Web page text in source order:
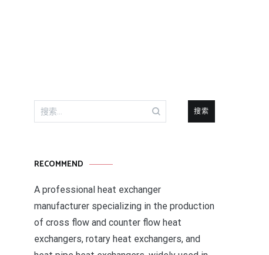
搜
索：
RECOMMEND
A professional heat exchanger
manufacturer specializing in the production
of cross flow and counter flow heat
exchangers, rotary heat exchangers, and